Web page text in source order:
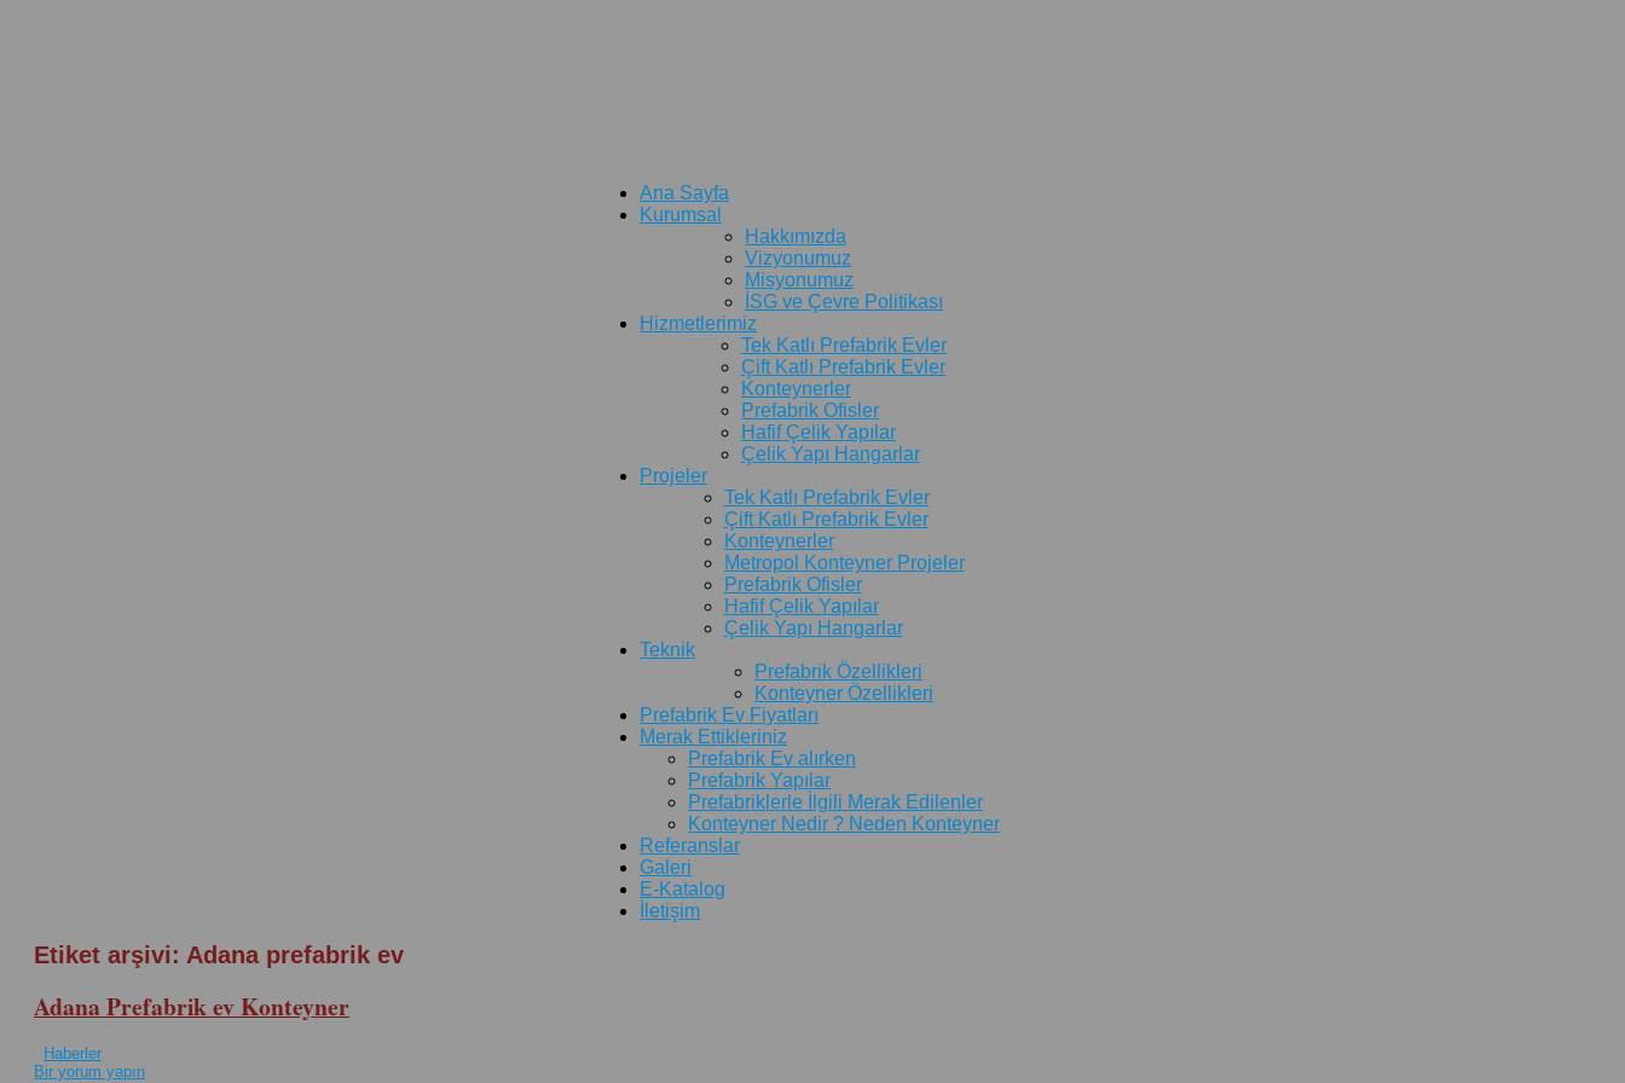
Ana Sayfa
Kurumsal
Hakkımızda
Vizyonumuz
Misyonumuz
İSG ve Çevre Politikası
Hizmetlerimiz
Tek Katlı Prefabrik Evler
Çift Katlı Prefabrik Evler
Konteynerler
Prefabrik Ofisler
Hafif Çelik Yapılar
Çelik Yapı Hangarlar
Projeler
Tek Katlı Prefabrik Evler
Çift Katlı Prefabrik Evler
Konteynerler
Metropol Konteyner Projeler
Prefabrik Ofisler
Hafif Çelik Yapılar
Çelik Yapı Hangarlar
Teknik
Prefabrik Özellikleri
Konteyner Özellikleri
Prefabrik Ev Fiyatları
Merak Ettikleriniz
Prefabrik Ev alırken
Prefabrik Yapılar
Prefabriklerle İlgili Merak Edilenler
Konteyner Nedir ? Neden Konteyner
Referanslar
Galeri
E-Katalog
İletişim
Etiket arşivi: Adana prefabrik ev
Adana Prefabrik ev Konteyner
Haberler
Bir yorum yapın